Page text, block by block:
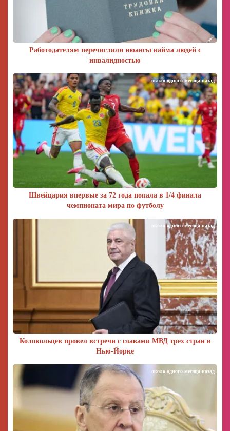
Работодателям перечислили нюансы найма людей с
инвалидностью
Швейцария впервые за 72 года попала в 1/4 финала
чемпионата мира по футболу
около одного месяца назад
Колокольцев провел встречи с главами МВД трех стран в
Нью-Йорке
около одного месяца назад
около одного месяца назад